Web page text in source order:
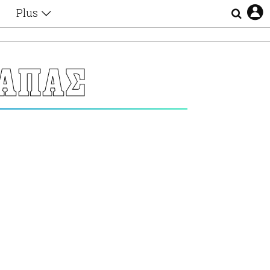
Plus
Αφιερώματα
Ζώδια